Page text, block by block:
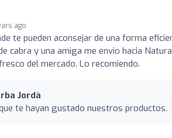
ago
te pueden aconsejar de una forma
cabra y una amiga me envio hacia
del mercado. Lo recomiendo.
Jordà
te hayan gustado nuestros productos.